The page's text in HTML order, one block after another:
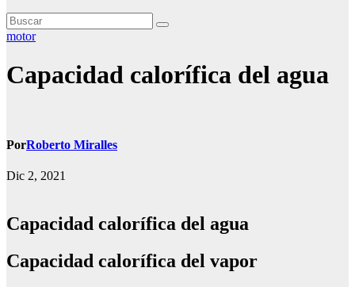
motor
Capacidad calorífica del agua
PorRoberto Miralles
Dic 2, 2021
Capacidad calorífica del agua
capacidad calorífica del vapor